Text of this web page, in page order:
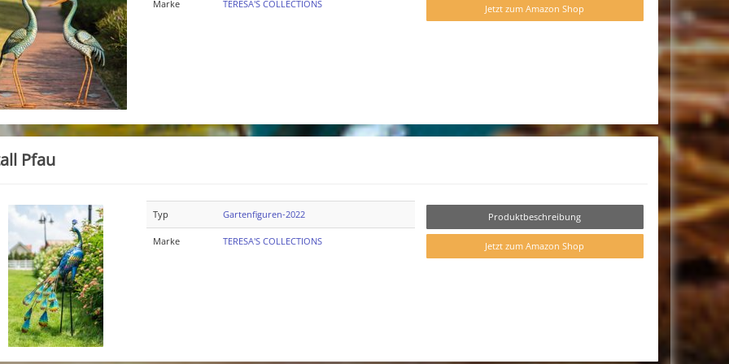
Marke TERESA'S COLLECTIONS Jetzt zum Amazon Shop
Pfau
Typ Gartenfiguren-2022
Marke TERESA'S COLLECTIONS
Produktbeschreibung
Jetzt zum Amazon Shop